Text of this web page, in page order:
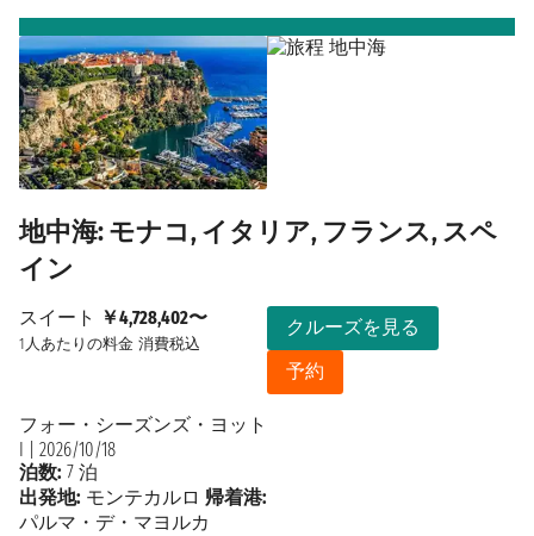
地中海: モナコ, イタリア, フランス, スペ
イン
スイート ￥4,728,402〜
1人あたりの料金 消費税込
クルーズを見る
予約
フォー・シーズンズ・ヨット
2026/10/18
泊数: 7 泊
出発地: モンテカルロ 帰着港:
パルマ・デ・マヨルカ